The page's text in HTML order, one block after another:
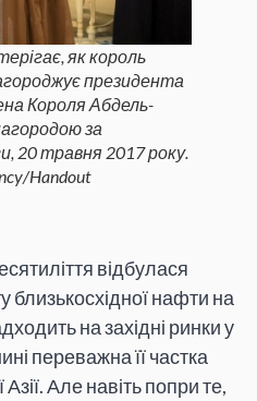
як король
президента
Короля Абдель-
за
20 травня 2017 року.
Handout
відбулася
близькосхідної нафти на
на західні ринки у
переважна її частка
Але навіть попри те,